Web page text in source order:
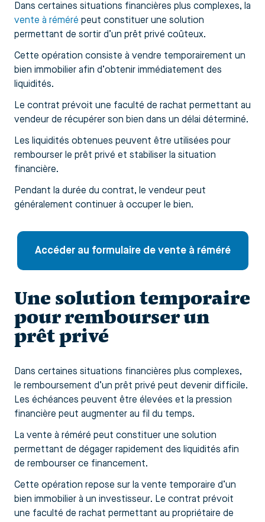
Dans certaines situations financières plus complexes, la
vente à réméré peut constituer une solution
permettant de sortir d’un prêt privé coûteux.
Cette opération consiste à vendre temporairement un
bien immobilier afin d’obtenir immédiatement des
liquidités.
Le contrat prévoit une faculté de rachat permettant au
vendeur de récupérer son bien dans un délai déterminé.
Les liquidités obtenues peuvent être utilisées pour
rembourser le prêt privé et stabiliser la situation
financière.
Pendant la durée du contrat, le vendeur peut
généralement continuer à occuper le bien.
Accéder au formulaire de vente à réméré
Une solution temporaire
pour rembourser un
prêt privé
Dans certaines situations financières plus complexes,
le remboursement d’un prêt privé peut devenir difficile.
Les échéances peuvent être élevées et la pression
financière peut augmenter au fil du temps.
La vente à réméré peut constituer une solution
permettant de dégager rapidement des liquidités afin
de rembourser ce financement.
Cette opération repose sur la vente temporaire d’un
bien immobilier à un investisseur. Le contrat prévoit
une faculté de rachat permettant au propriétaire de